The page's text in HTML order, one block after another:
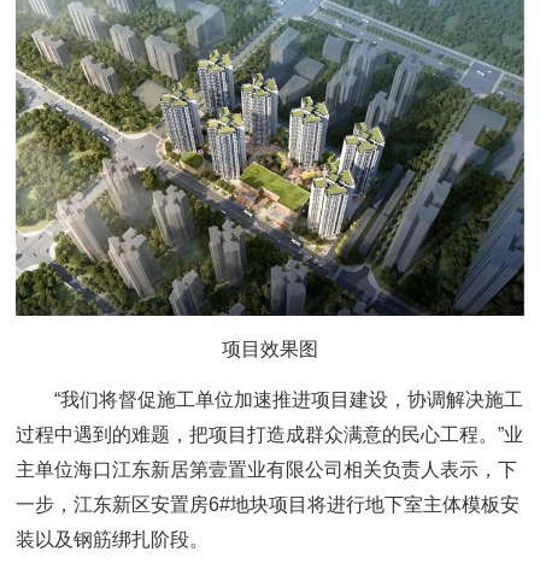
项目效果图
“我们将督促施工单位加速推进项目建设，协调解决施工
过程中遇到的难题，把项目打造成群众满意的民心工程。”业
主单位海口江东新居第壹置业有限公司相关负责人表示，下
一步，江东新区安置房6#地块项目将进行地下室主体模板安
装以及钢筋绑扎阶段。